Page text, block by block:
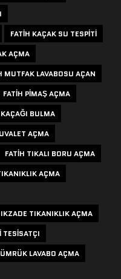
FATIH KAÇAK SU TESPITI
AÇMA
MUTFAK LAVABOSU AÇAN
FATIH PIMAŞ AÇMA
BULMA
AÇMA
FATIH TIKALI BORU AÇMA
AÇMA
TIKANIKLIK AÇMA
TESISATÇI
LAVABO AÇMA